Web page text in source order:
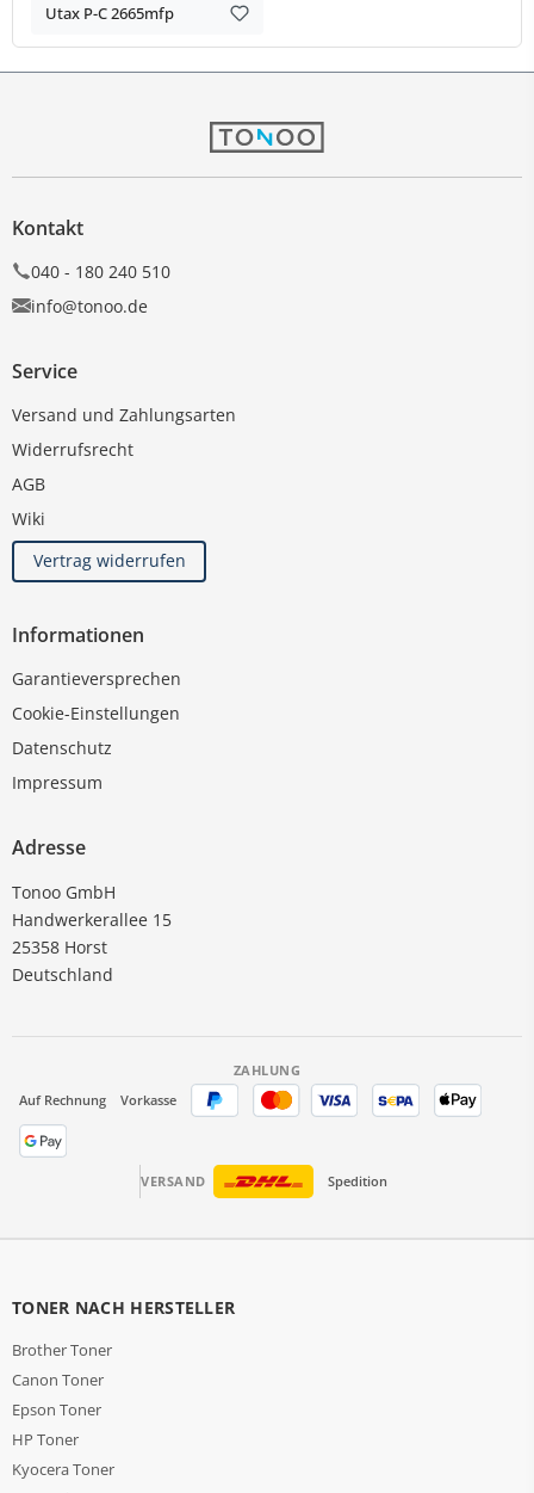
Utax P-C 2665mfp
Kontakt
040 - 180 240 510
info@tonoo.de
Service
Versand und Zahlungsarten
Widerrufsrecht
AGB
Wiki
Vertrag widerrufen
Informationen
Garantieversprechen
Cookie-Einstellungen
Datenschutz
Impressum
Adresse
Tonoo GmbH
Handwerkerallee 15
25358 Horst
Deutschland
ZAHLUNG
Auf Rechnung
Vorkasse
VERSAND Spedition
TONER NACH HERSTELLER
Brother Toner
Canon Toner
Epson Toner
HP Toner
Kyocera Toner